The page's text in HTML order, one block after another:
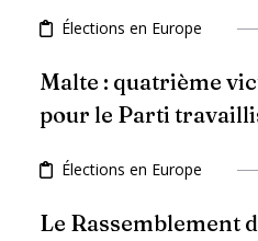
Élections en Europe
Malte : quatrième
pour le Parti
Élections en Europe
Le Rassemblement